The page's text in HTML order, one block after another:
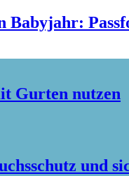
Babyjahr:
Gurten nutzen
und